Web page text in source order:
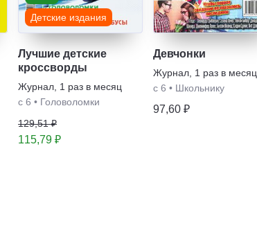
Детские издания
Лучшие детские
кроссворды
Журнал 1 раз в месяц
с 6 • Головоломки
129,51 ₽
115,79 ₽
Девчонки
Журнал 1 раз в месяц
с 6 • Школьнику
97,60 ₽